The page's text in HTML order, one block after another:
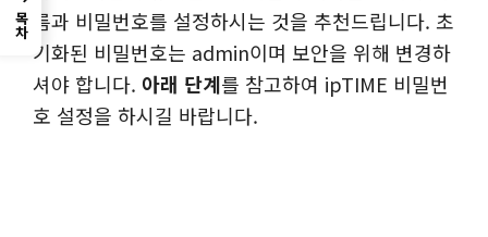
름과 비밀번호를 설정하시는 것을 추천드립니다. 초
기화된 비밀번호는 admin이며 보안을 위해 변경하
셔야 합니다. 아래 단계를 참고하여 ipTIME 비밀번
호 설정을 하시길 바랍니다.
목차